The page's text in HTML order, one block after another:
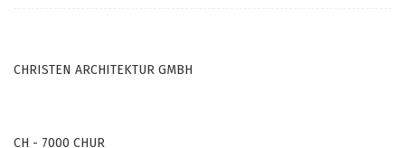
CHRISTEN ARCHITEKTUR GMBH
CH - 7000 CHUR